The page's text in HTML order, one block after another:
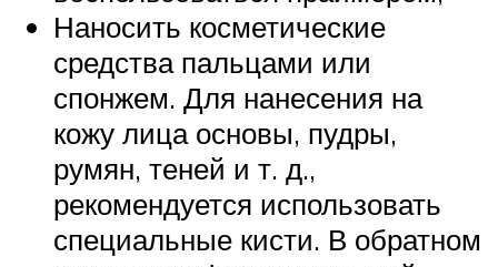
Наносить косметические
средства пальцами или
спонжем. Для нанесения на
кожу лица основы, пудры,
румян, теней и т. д.,
рекомендуется использовать
специальные кисти. В обратном